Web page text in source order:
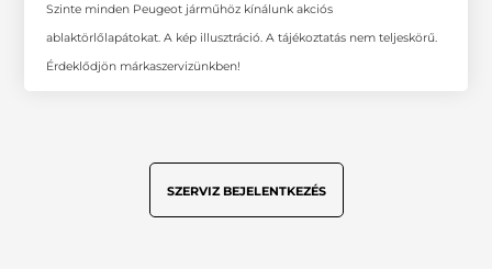
Szinte minden Peugeot járműhöz kínálunk akciós
ablaktörlőlapátokat. A kép illusztráció. A tájékoztatás nem teljeskörű.
Érdeklődjön márkaszervizünkben!
SZERVIZ BEJELENTKEZÉS